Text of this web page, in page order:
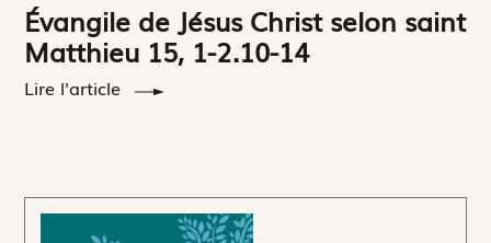
Évangile de Jésus Christ selon saint
Matthieu 15, 1-2.10-14
Lire l'article